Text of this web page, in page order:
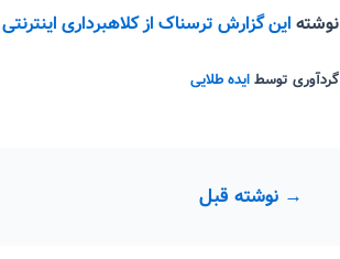
نوشته این گزارش ترسناک از کلاهبرداری
گردآوری توسط ایده طلایی
راهبری
→ نوشته قبل